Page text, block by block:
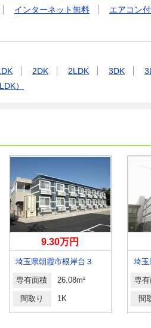
インターネット無料 エアコン
2DK 2LDK 3DK
）
9.30万円
埼玉県朝霞市根岸台３
専有面積 26.08m²
間取り 1K
埼玉
専
間